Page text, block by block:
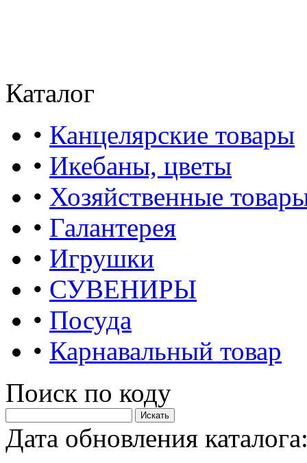
Каталог
• Канцелярские товары
• Икебаны, цветы
• Хозяйственные
• Галантерея
• Игрушки
• СУВЕНИРЫ
• Посуда
• Карнавальный товар
Поиск по коду
Дата обновления